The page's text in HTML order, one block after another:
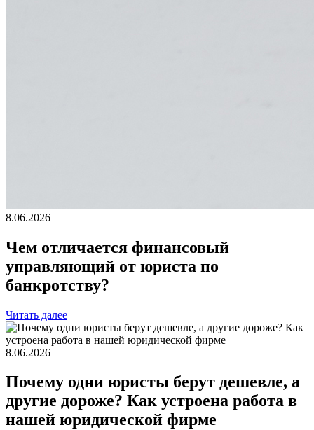
8.06.2026
Чем отличается финансовый
управляющий от юриста по
банкротству?
Читать далее
8.06.2026
Почему одни юристы берут дешевле, а
другие дороже? Как устроена работа в
нашей юридической фирме